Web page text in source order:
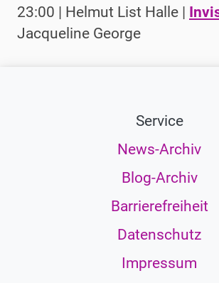
23:00 | Helmut List Halle |
Jacqueline George
Service
News-Archiv
Blog-Archiv
Barrierefreiheit
Datenschutz
Impressum